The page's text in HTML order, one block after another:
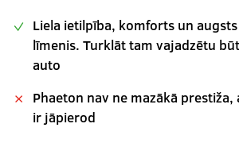
Liela ietilpība, komforts un
līmenis. Turklāt tam vajadzētu
auto
Phaeton nav ne mazākā prestiža,
ir jāpierod